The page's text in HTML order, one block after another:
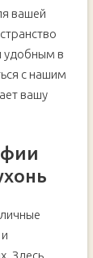
вашей
удобным в
с нашим
вашу